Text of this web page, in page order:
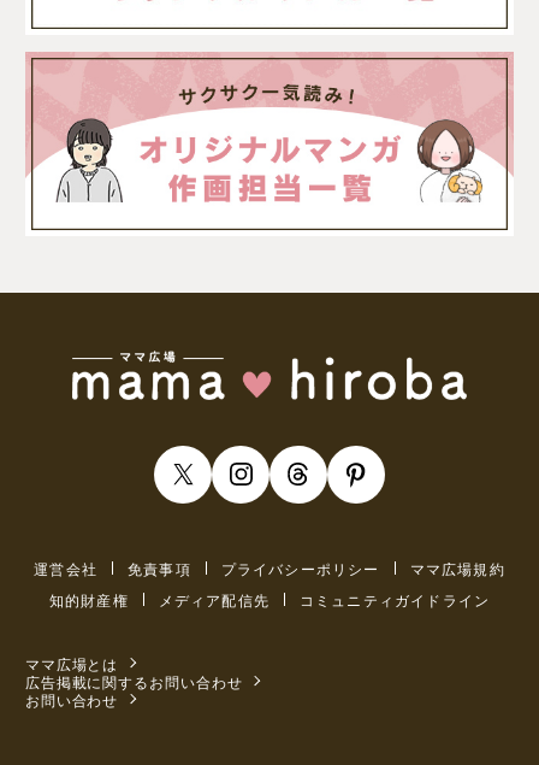
運営会社 免責事項 プライバシーポリシー
ママ広場規約
知的財産権
メディア配信先 コミュニティガイドライン
ママ広場とは
広告掲載に関するお問い合わせ
お問い合わせ